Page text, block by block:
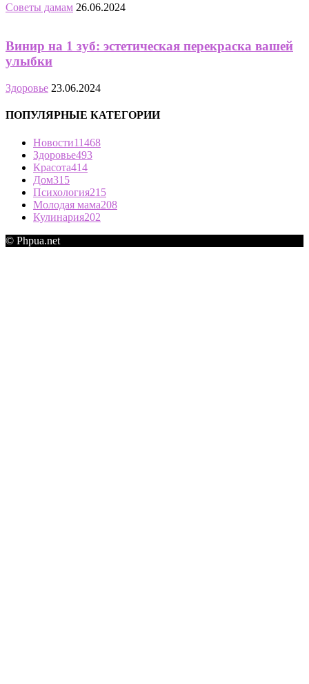
Советы дамам 26.06.2024
Винир на 1 зуб: эстетическая перекраска вашей
улыбки
Здоровье 23.06.2024
ПОПУЛЯРНЫЕ КАТЕГОРИИ
Новости11468
Здоровье493
Красота414
Дом315
Психология215
Молодая мама208
Кулинария202
© Phpua.net